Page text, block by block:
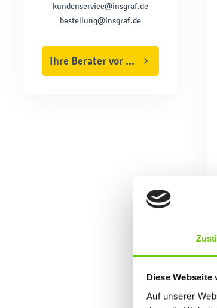
Diese Webseite
Auf unserer
kundenservice@insgraf.de
bestellung@insgraf.de
Ihre Berater vor Ort